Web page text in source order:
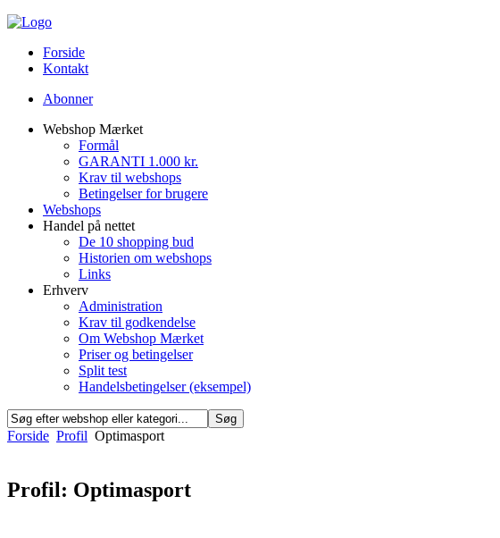
Forside
Kontakt
Abonner
Webshop Mærket
Formål
GARANTI 1.000 kr.
Krav til webshops
Betingelser for brugere
Webshops
Handel på nettet
De 10 shopping bud
Historien om webshops
Links
Erhverv
Administration
Krav til godkendelse
Om Webshop Mærket
Priser og betingelser
Split test
Handelsbetingelser (eksempel)
Forside Profil Optimasport
Profil: Optimasport